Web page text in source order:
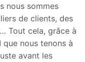
nous sommes
de clients, des
Tout cela, grâce à
que nous tenons à
avant les